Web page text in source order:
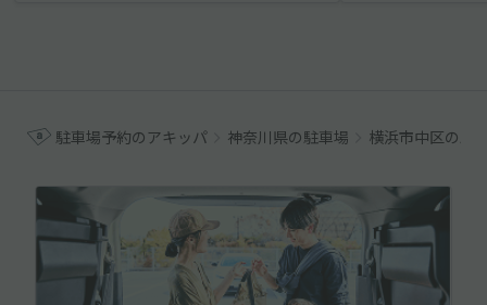
駐車場予約のアキッパ 神奈川県の駐車場 横浜市中区の駐